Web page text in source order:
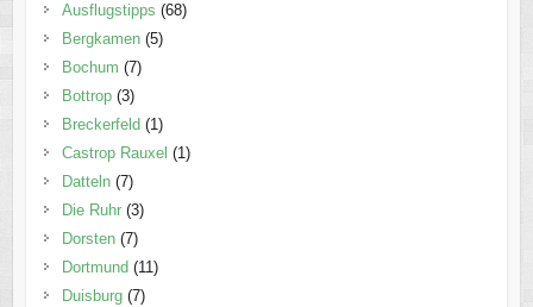
Ausflugstipps (68)
Bergkamen(5)
Bochum (7)
Bottrop(3)
Breckerfeld (1)
Castrop Rauxel (1)
Datteln(7)
Die Ruhr(3)
Dorsten(7)
Dortmund (11)
Duisburg(7)